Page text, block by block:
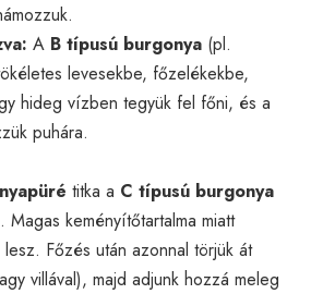
A B típusú burgonya (pl.
levesekbe, főzelékekbe,
hideg vízben tegyük fel főni, és a
puhára.
titka a C típusú burgonya
Magas keményítőtartalma miatt
Főzés után azonnal törjük át
villával), majd adjunk hozzá meleg